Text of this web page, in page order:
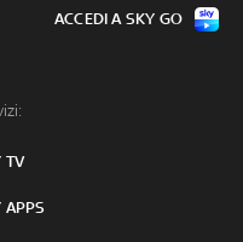
TV
APPS
ACCEDI A SKY GO